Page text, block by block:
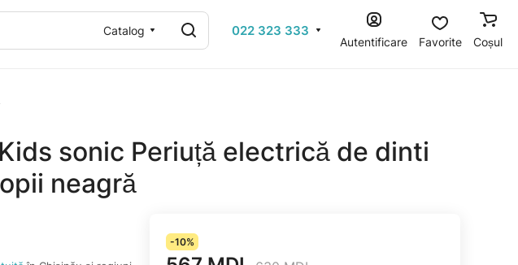
Catalog 022 323 333
Autentificare Favorite Coșul
sonic Periuță electrică de dinti
neagră
-10%